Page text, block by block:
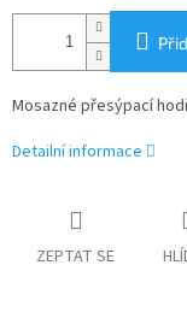
Mosazné přesýpací
Detailní informace
ZEPTAT SE